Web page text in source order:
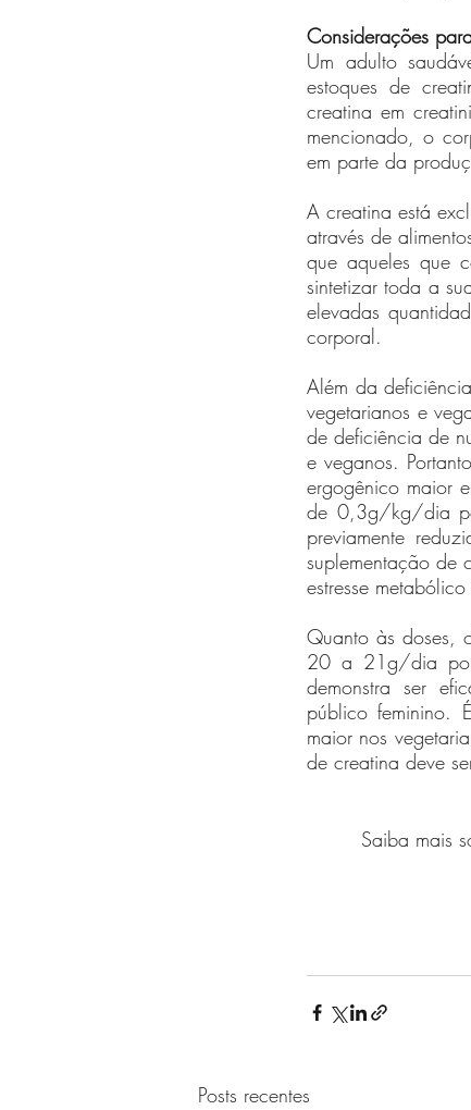
Considerações
Um adulto
estoques de
creatina em
mencionado, o
em parte da
A creatina está
através de
que aqueles que
sintetizar toda a
elevadas
corporal.
Além da
vegetarianos e
de deficiência de
e veganos.
ergogênico maior
de 0,3g/kg/dia
previamente
suplementação de
estresse
Quanto às doses,
20 a 21g/dia
demonstra ser
público feminino.
maior nos
de creatina deve
Saiba mais
Posts recentes